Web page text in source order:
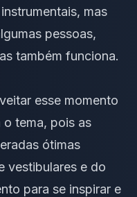
mas
pessoas,
também funciona.
esse momento
tema, pois as
ótimas
vestibulares e do
para se inspirar e